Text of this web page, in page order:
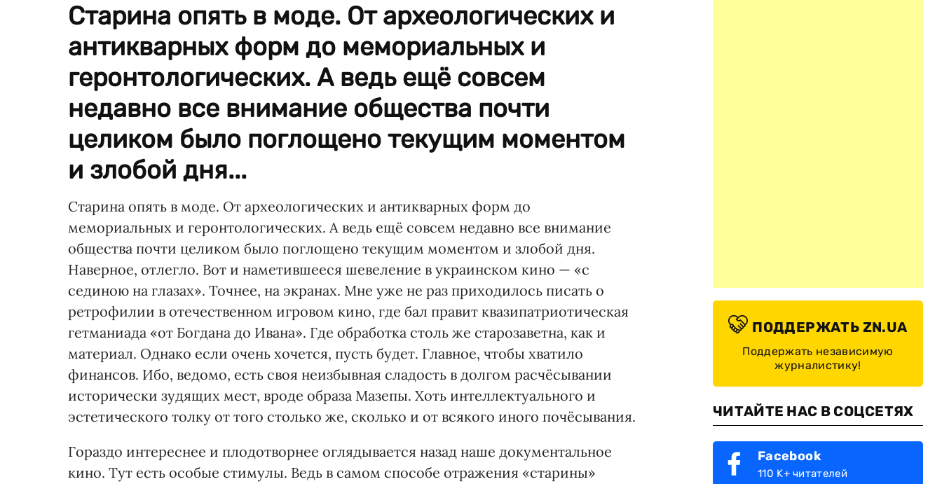
Старина опять в моде. От археологических и
антикварных форм до мемориальных и
геронтологических. А ведь ещё совсем
недавно все внимание общества почти
целиком было поглощено текущим моментом
и злобой дня...
Старина опять в моде. От археологических и антикварных форм до
мемориальных и геронтологических. А ведь ещё совсем недавно все внимание
общества почти целиком было поглощено текущим моментом и злобой дня.
Наверное, отлегло. Вот и наметившееся шевеление в украинском кино — «с
сединою на глазах». Точнее, на экранах. Мне уже не раз приходилось писать о
ретрофилии в отечественном игровом кино, где бал правит квазипатриотическая
гетманиада «от Богдана до Ивана». Где обработка столь же старозаветна, как и
материал. Однако если очень хочется, пусть будет. Главное, чтобы хватило
финансов. Ибо, ведомо, есть своя неизбывная сладость в долгом расчёсывании
исторически зудящих мест, вроде образа Мазепы. Хоть интеллектуального и
эстетического толку от того столько же, сколько и от всякого иного почёсывания.
Гораздо интереснее и плодотворнее оглядывается назад наше документальное
кино. Тут есть особые стимулы. Ведь в самом способе отражения «старины»
ПОДДЕРЖАТЬ ZN.UA
Поддержать независимую
журналистику!
ЧИТАЙТЕ НАС В СОЦСЕТЯХ
Facebook
110 K+ читателей